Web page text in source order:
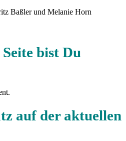
Baßler und Melanie Horn
bist Du
auf der aktuellen